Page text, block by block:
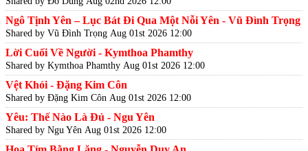
Ngô Tịnh Yên – Lục Bát Đi Qua Một Nỗi Yên - Vũ Đình Trọng
Shared by Vũ Đình Trọng Aug 01st 2026 12:00
Lời Cuối Về Người - Kymthoa Phamthy
Shared by Kymthoa Phamthy Aug 01st 2026 12:00
Vệt Khói - Đặng Kim Côn
Shared by Đặng Kim Côn Aug 01st 2026 12:00
Yêu: Thế Nào Là Đủ - Ngu Yên
Shared by Ngu Yên Aug 01st 2026 12:00